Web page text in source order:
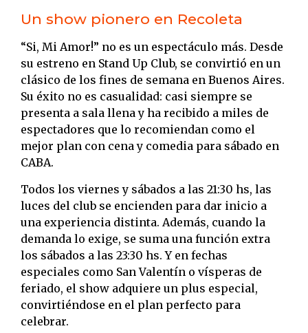
Un show pionero en Recoleta
“Si, Mi Amor!” no es un espectáculo más. Desde
su estreno en Stand Up Club, se convirtió en un
clásico de los fines de semana en Buenos Aires.
Su éxito no es casualidad: casi siempre se
presenta a sala llena y ha recibido a miles de
espectadores que lo recomiendan como el
mejor plan con cena y comedia para sábado en
CABA.
Todos los viernes y sábados a las 21:30 hs, las
luces del club se encienden para dar inicio a
una experiencia distinta. Además, cuando la
demanda lo exige, se suma una función extra
los sábados a las 23:30 hs. Y en fechas
especiales como San Valentín o vísperas de
feriado, el show adquiere un plus especial,
convirtiéndose en el plan perfecto para
celebrar.